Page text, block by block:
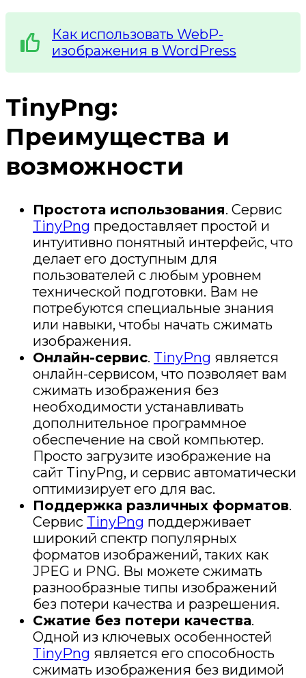
Как использовать WebP-
изображения в WordPress
TinyPng:
Преимущества и
возможности
Простота использования. Сервис
TinyPng предоставляет простой и
интуитивно понятный интерфейс, что
делает его доступным для
пользователей с любым уровнем
технической подготовки. Вам не
потребуются специальные знания
или навыки, чтобы начать сжимать
изображения.
Онлайн-сервис. TinyPng является
онлайн-сервисом, что позволяет вам
сжимать изображения без
необходимости устанавливать
дополнительное программное
обеспечение на свой компьютер.
Просто загрузите изображение на
сайт TinyPng, и сервис автоматически
оптимизирует его для вас.
Поддержка различных форматов.
Сервис TinyPng поддерживает
широкий спектр популярных
форматов изображений, таких как
JPEG и PNG. Вы можете сжимать
разнообразные типы изображений
без потери качества и разрешения.
Сжатие без потери качества.
Одной из ключевых особенностей
TinyPng является его способность
сжимать изображения без видимой